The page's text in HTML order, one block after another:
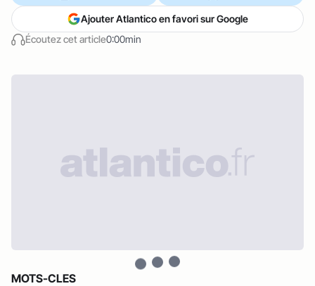
Écoutez cet article0:00min
Ajouter Atlantico en favori sur Google
MOTS-CLES